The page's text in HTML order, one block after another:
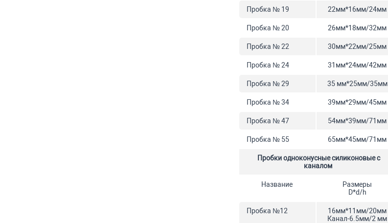
Пробка № 19 22мм*16мм/24мм
Пробка № 20 26мм*18мм/32мм
Пробка № 22 30мм*22мм/25мм
Пробка № 24 31мм*24мм/42мм
Пробка № 29 35 мм*25мм/35мм
Пробка № 34 39мм*29мм/45мм
Пробка № 47 54мм*39мм/71мм
Пробка № 55 65мм*45мм/71мм
Пробки одноконусные силиконовые с
каналом
Название
Размеры
D*d/h
Пробка №12
16мм*11мм/20мм
Канал-6.5мм/2 мм